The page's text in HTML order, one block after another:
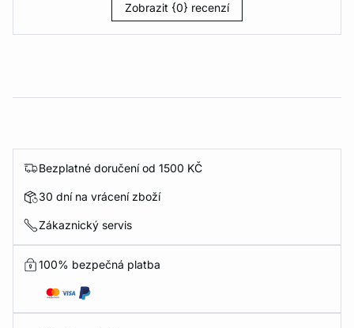
Zobrazit {0} recenzí
Bezplatné doručení od 1500 KČ
30 dní na vrácení zboží
Zákaznický servis
100% bezpečná platba